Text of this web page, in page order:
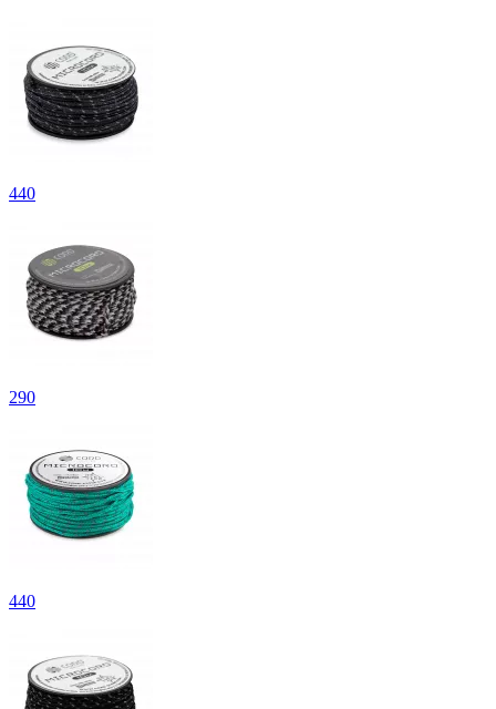
440
290
440